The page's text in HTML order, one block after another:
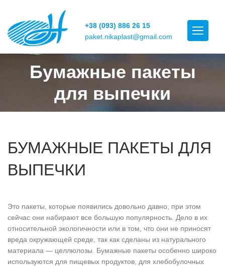
+38 (093) 886 26 15
paket.nikaplast@gmail.com
Бумажные пакеты
для выпечки
БУМАЖНЫЕ ПАКЕТЫ ДЛЯ
ВЫПЕЧКИ
Это пакеты, которые появились довольно давно, при этом
сейчас они набирают все большую популярность. Дело в их
относительной экологичности или в том, что они не приносят
вреда окружающей среде, так как сделаны из натурального
материала — целлюлозы. Бумажные пакеты особенно широко
используются для пищевых продуктов, для хлебобулочных